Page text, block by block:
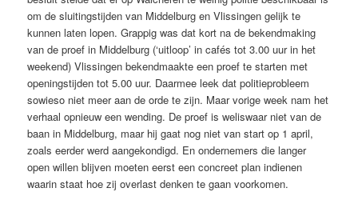
om de sluitingstijden van Middelburg en Vlissingen gelijk te
kunnen laten lopen. Grappig was dat kort na de bekendmaking
van de proef in Middelburg (‘uitloop’ in cafés tot 3.00 uur in het
weekend) Vlissingen bekendmaakte een proef te starten met
openingstijden tot 5.00 uur. Daarmee leek dat politieprobleem
sowieso niet meer aan de orde te zijn. Maar vorige week nam het
verhaal opnieuw een wending. De proef is weliswaar niet van de
baan in Middelburg, maar hij gaat nog niet van start op 1 april,
zoals eerder werd aangekondigd. En ondernemers die langer
open willen blijven moeten eerst een concreet plan indienen
waarin staat hoe zij overlast denken te gaan voorkomen.